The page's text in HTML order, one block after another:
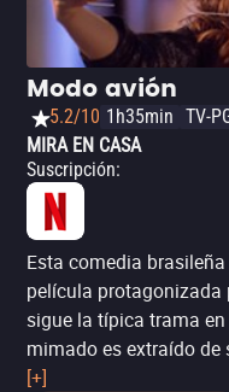
don excepcional’),
(‘Yo, Tonya’).
Modo avión
5.2/10 1h35min TV-
MIRA EN CASA
Suscripción:
Esta comedia
película
sigue la típica trama
mimado es extraído
aprender una muy
[+]